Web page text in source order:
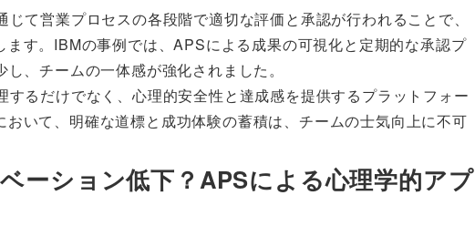
て営業プロセスの各段階で適切な評価と承認が行われることで、
す。IBMの事例では、APSによる成果の可視化と定期的な承認プ
、チームの一体感が強化されました。
るだけでなく、心理的安全性と達成感を提供するプラットフォー
いて、明確な道標と成功体験の蓄積は、チームの士気向上に不可
ーション低下？APSによる心理学的アプ